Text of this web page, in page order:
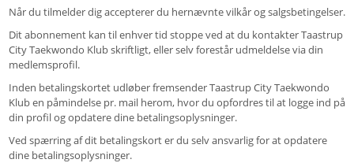
Når du tilmelder dig accepterer du hernævnte vilkår og salgsbetingelser.
Dit abonnement kan til enhver tid stoppe ved at du kontakter Taastrup
City Taekwondo Klub skriftligt, eller selv forestår udmeldelse via din
medlemsprofil.
Inden betalingskortet udløber fremsender Taastrup City Taekwondo
Klub en påmindelse pr. mail herom, hvor du opfordres til at logge ind på
din profil og opdatere dine betalingsoplysninger.
Ved spærring af dit betalingskort er du selv ansvarlig for at opdatere
dine betalingsoplysninger.